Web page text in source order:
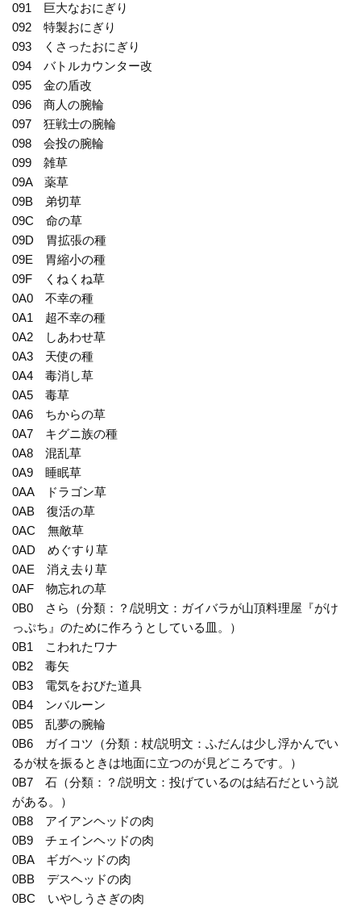
091 巨大なおにぎり
092 特製おにぎり
093 くさったおにぎり
094 バトルカウンター改
095 金の盾改
096 商人の腕輪
097 狂戦士の腕輪
098 会投の腕輪
099 雑草
09A 薬草
09B 弟切草
09C 命の草
09D 胃拡張の種
09E 胃縮小の種
09F くねくね草
0A0 不幸の種
0A1 超不幸の種
0A2 しあわせ草
0A3 天使の種
0A4 毒消し草
0A5 毒草
0A6 ちからの草
0A7 キグニ族の種
0A8 混乱草
0A9 睡眠草
0AA ドラゴン草
0AB 復活の草
0AC 無敵草
0AD めぐすり草
0AE 消え去り草
0AF 物忘れの草
0B0 さら（分類：？/説明文：ガイバラが山頂料理屋『がけ
っぷち』のために作ろうとしている皿。）
0B1 こわれたワナ
0B2 毒矢
0B3 電気をおびた道具
0B4 ンバルーン
0B5 乱夢の腕輪
0B6 ガイコツ（分類：杖/説明文：ふだんは少し浮かんでい
るが杖を振るときは地面に立つのが見どころです。）
0B7 石（分類：？/説明文：投げているのは結石だという説
がある。）
0B8 アイアンヘッドの肉
0B9 チェインヘッドの肉
0BA ギガヘッドの肉
0BB デスヘッドの肉
0BC いやしうさぎの肉